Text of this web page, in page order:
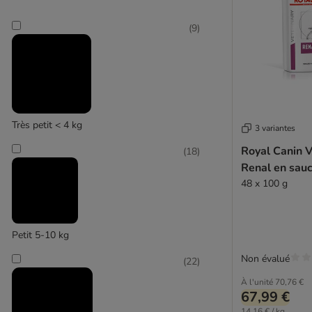
Josidog
MjaMjam
Magnusson
Purbello
Purina One
Forza10 Active Line Dog
Hill's Prescription Diet
Très petit < 4 kg
(9)
Petit 5-10 kg
(18)
(22)
3 variantes
Royal Canin
Renal en
48 x 100 g
À l'unité 70,76 €
67,99 €
Non évalué